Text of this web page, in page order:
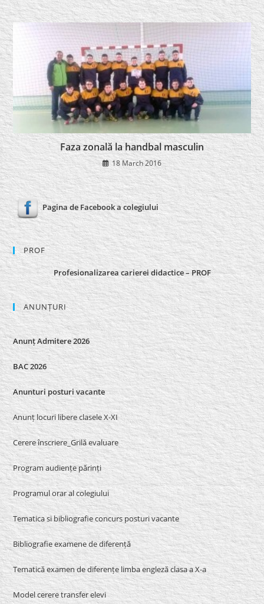
Faza zonală la handbal masculin
18 March 2016
Pagina de Facebook a colegiului
PROF
Profesionalizarea carierei didactice – PROF
ANUNȚURI
Anunț Admitere 2026
BAC 2026
Anunturi posturi vacante
Anunț locuri libere clasele X-XI
Cerere înscriere_Grilă evaluare
Program audiențe părinți
Programul orar al colegiului
Tematica si bibliografie concurs posturi vacante
Bibliografie examene de diferență
Tematică examen de diferențe limba engleză clasa a X-a
Model cerere transfer elevi